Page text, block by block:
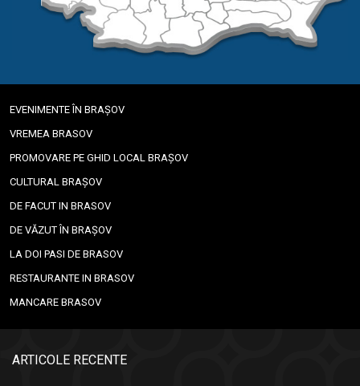
EVENIMENTE ÎN BRAȘOV
VREMEA BRASOV
PROMOVARE PE GHID LOCAL BRAȘOV
CULTURAL BRAȘOV
DE FACUT IN BRASOV
DE VĂZUT ÎN BRAȘOV
LA DOI PASI DE BRASOV
RESTAURANTE IN BRASOV
MANCARE BRASOV
ARTICOLE RECENTE